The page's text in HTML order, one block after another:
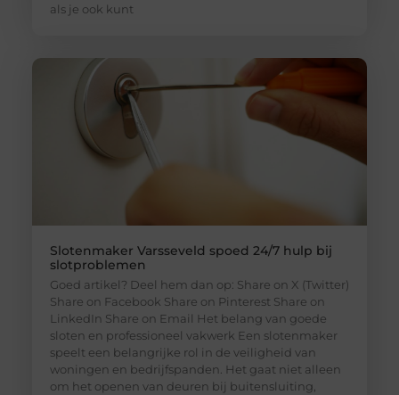
als je ook kunt
Slotenmaker Varsseveld spoed 24/7 hulp bij
slotproblemen
Goed artikel? Deel hem dan op: Share on X (Twitter)
Share on Facebook Share on Pinterest Share on
LinkedIn Share on Email Het belang van goede
sloten en professioneel vakwerk Een slotenmaker
speelt een belangrijke rol in de veiligheid van
woningen en bedrijfspanden. Het gaat niet alleen
om het openen van deuren bij buitensluiting,